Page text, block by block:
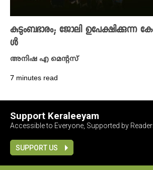
കുടുംബഭാരം; ജോലി ഉപേക്ഷിക്കുന്ന
ൾ
അനിഷ എ മെന്റസ്
7 minutes read
Support Keraleeyam
Accessible to Everyone, Supported by
SUPPORT US